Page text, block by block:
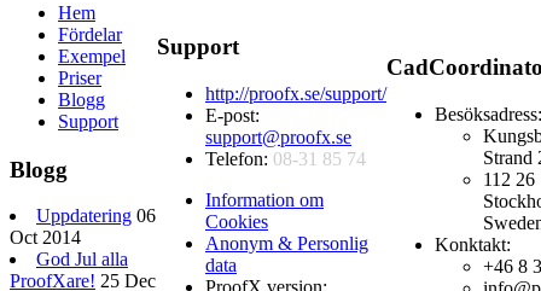
Hem
Fördelar
Exempel
Priser
Blogg
Support
Blogg
Uppdatering 06
Oct 2014
God Jul alla
ProofXare! 25 Dec
Support
http://proofx.se/support/
E-post:
support@proofx.se
Telefon: 08-31 85 74
Information om
Cookies
Anonym & Personlig
data
ProofX version:
Besöksadress:
Strand
112 26
Konktakt:
+46 8